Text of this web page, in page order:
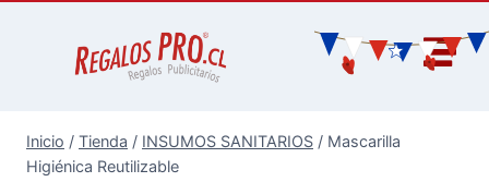
Inicio / Tienda / INSUMOS SANITARIOS / Mascarilla
Higiénica Reutilizable